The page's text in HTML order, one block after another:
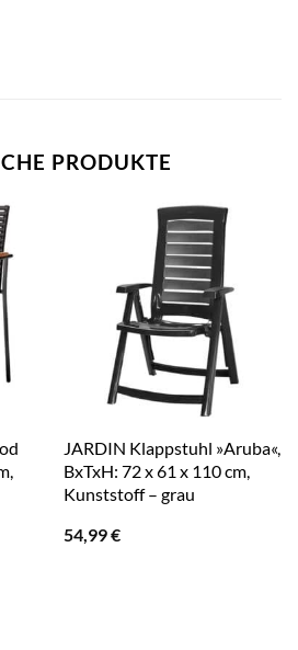
PRODUKTE
JARDIN Klappstuhl »Aruba«,
BxTxH: 72 x 61 x 110 cm,
Kunststoff – grau
54,99€